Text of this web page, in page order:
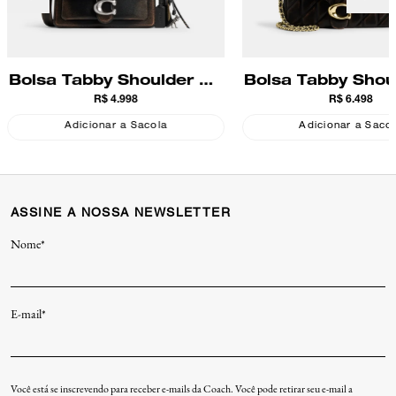
Bolsa Tabby Shoulder 26
Loved Leather Coach
R$ 4.998
Adicionar a Sacola
Bolsa Tabby
Loved Leather
Quilting
R$ 6.498
Adicionar a
ASSINE A NOSSA NEWSLETTER
Nome*
E-mail*
Você está se inscrevendo para receber e-mails da Coach. Você pode retirar seu e-mail a